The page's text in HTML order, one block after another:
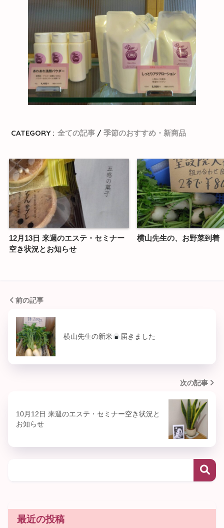
CATEGORY : 全ての記事 季節のおすすめ・新商品
12月13日 来週のエステ・セミナー
空き状況とお知らせ
横山先生の、お野菜到着
前の記事
横山先生の新米 届きました
次の記事
10月12日 来週のエステ・セミナー空き状況と
お知らせ
最近の投稿